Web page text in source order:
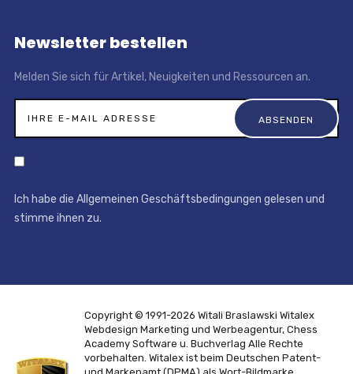
Newsletter bestellen
Melden Sie sich für Artikel, Neuigkeiten und Ressourcen an.
Ich habe die Allgemeinen Geschäftsbedingungen gelesen und
stimme ihnen zu.
Copyright © 1991-2026 Witali Braslawski Witalex
Webdesign Marketing und Werbeagentur, Chess
Academy Software u. Buchverlag Alle Rechte
vorbehalten. Witalex ist beim Deutschen Patent-